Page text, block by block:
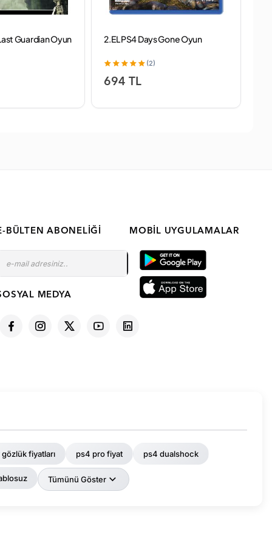
Guardian Oyun 2.EL PS4 Days Gone Oyun
(2)
694 TL
BÜLTEN ABONELIĞI
MEDYA
MOBIL UYGULAMALAR
gözlük fiyatları ps4 pro fiyat ps4 dualshock
Tümünü Göster